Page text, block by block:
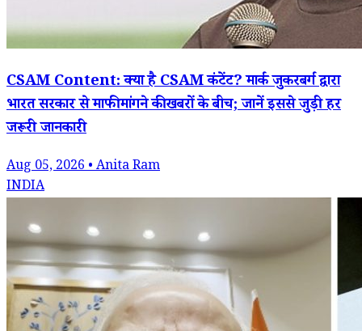
CSAM Content: क्या है CSAM कंटेंट? मार्क जुकरबर्ग द्वारा
भारत सरकार से माफी मांगने की खबरों के बीच; जानें इससे जुड़ी हर
जरूरी जानकारी
Aug 05, 2026 • Anita Ram
INDIA